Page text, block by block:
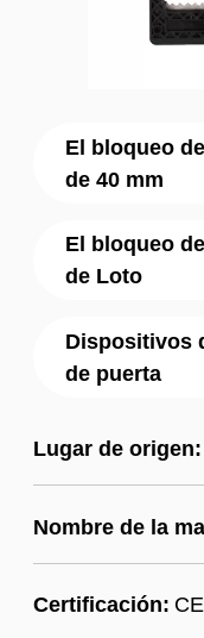
El bloqueo
de 40 mm
El bloqueo
de Loto
Dispositivos
de puerta
Lugar de origen:
Nombre de la
Certificación: